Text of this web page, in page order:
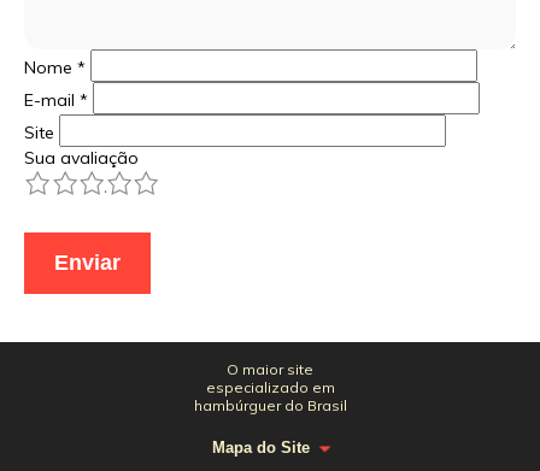
Nome *
E-mail *
Site
Sua avaliação
5
4
3
2
O maior site
especializado em
hambúrguer do Brasil
Mapa do Site